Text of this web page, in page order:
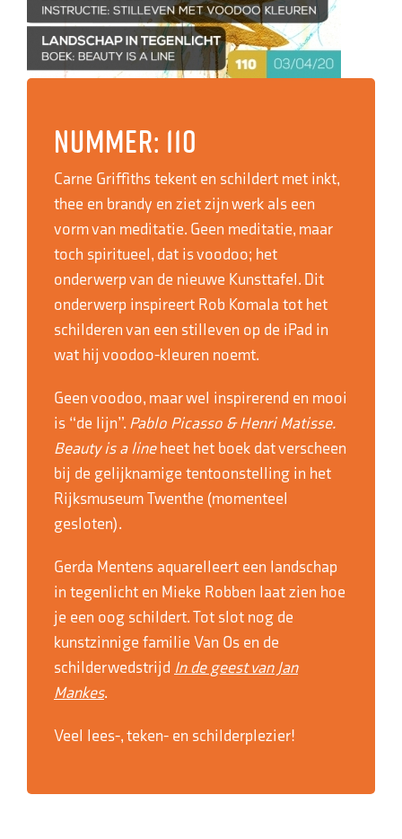
Nummer: 110
Carne Griffiths tekent en schildert met inkt,
thee en brandy en ziet zijn werk als een
vorm van meditatie. Geen meditatie, maar
toch spiritueel, dat is voodoo; het
onderwerp van de nieuwe Kunsttafel. Dit
onderwerp inspireert Rob Komala tot het
schilderen van een stilleven op de iPad in
wat hij voodoo-kleuren noemt.
Geen voodoo, maar wel inspirerend en mooi
is “de lijn”. Pablo Picasso & Henri Matisse.
Beauty is a lineheet het boek dat verscheen
bij de gelijknamige tentoonstelling in het
Rijksmuseum Twenthe (momenteel
gesloten).
Gerda Mentens aquarelleert een landschap
in tegenlicht en Mieke Robben laat zien hoe
je een oog schildert. Tot slot nog de
kunstzinnige familie Van Os en de
schilderwedstrijd In de geest van Jan
Mankes.
Veel lees-, teken- en schilderplezier!